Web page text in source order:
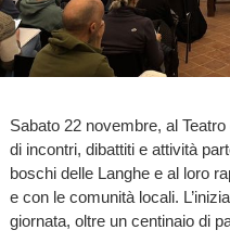
Sabato 22 novembre, al
di incontri, dibattiti e attività
boschi delle Langhe e al loro
e con le comunità locali.
giornata, oltre un centinaio di